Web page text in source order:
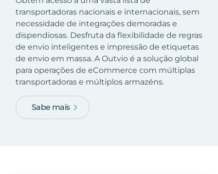
transportadoras nacionais e internacionais, sem
necessidade de integrações demoradas e
dispendiosas. Desfruta da flexibilidade de regras
de envio inteligentes e impressão de etiquetas
de envio em massa. A Outvio é a solução global
para operações de eCommerce com múltiplas
transportadoras e múltiplos armazéns.
Sabe mais